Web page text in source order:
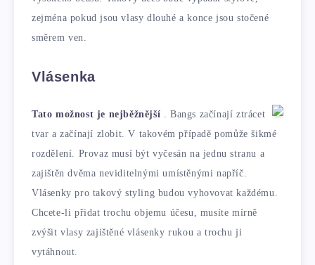
zejména pokud jsou vlasy dlouhé a konce jsou stočené
směrem ven.
Vlásenka
Tato možnost je nejběžnější . Bangs začínají ztrácet
tvar a začínají zlobit. V takovém případě pomůže šikmé
rozdělení. Provaz musí být vyčesán na jednu stranu a
zajištěn dvěma neviditelnými umístěnými napříč.
Vlásenky pro takový styling budou vyhovovat každému.
Chcete-li přidat trochu objemu účesu, musíte mírně
zvýšit vlasy zajištěné vlásenky rukou a trochu ji
vytáhnout.